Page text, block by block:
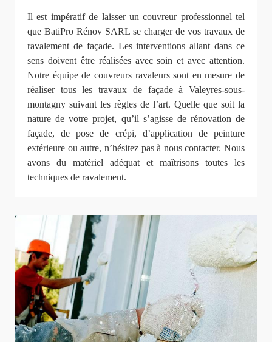
Il est impératif de laisser un couvreur professionnel tel
que BatiPro Rénov SARL se charger de vos travaux de
ravalement de façade. Les interventions allant dans ce
sens doivent être réalisées avec soin et avec attention.
Notre équipe de couvreurs ravaleurs sont en mesure de
réaliser tous les travaux de façade à Valeyres-sous-
montagny suivant les règles de l’art. Quelle que soit la
nature de votre projet, qu’il s’agisse de rénovation de
façade, de pose de crépi, d’application de peinture
extérieure ou autre, n’hésitez pas à nous contacter. Nous
avons du matériel adéquat et maîtrisons toutes les
techniques de ravalement.